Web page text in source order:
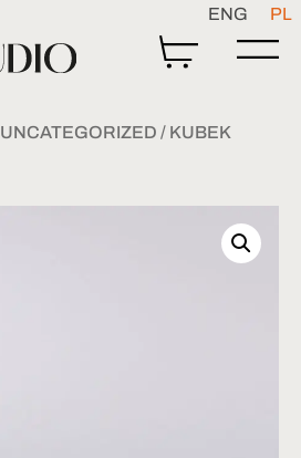
ENG PL
UNCATEGORIZED / KUBEK